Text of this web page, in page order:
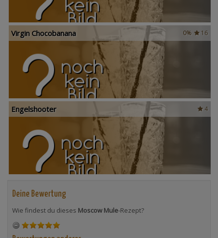
16
0%
Virgin Chocobanana
4
Engelshooter
Deine Bewertung
Wie findest du dieses Moscow Mule-Rezept?